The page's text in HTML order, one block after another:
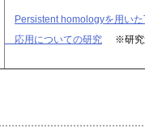
Persistent homologyを用い
応用についての研究
※研究